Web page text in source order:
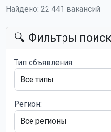
Найдено: 22 441 вакансий
🔍 Фильтры
Тип объявления:
Регион: